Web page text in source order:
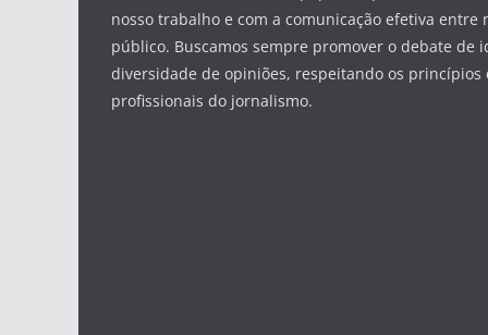
nosso trabalho e com a comunicação efetiva entre
público. Buscamos sempre promover o debate de
diversidade de opiniões, respeitando os princípios
profissionais do jornalismo.